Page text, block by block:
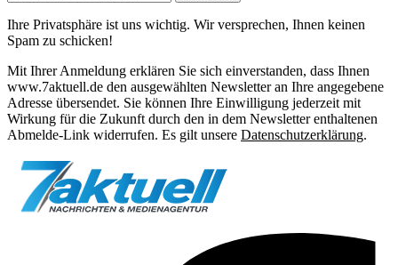
Ihre Privatsphäre ist uns wichtig. Wir versprechen, Ihnen keinen
Spam zu schicken!
Mit Ihrer Anmeldung erklären Sie sich einverstanden, dass Ihnen
www.7aktuell.de den ausgewählten Newsletter an Ihre angegebene
Adresse übersendet. Sie können Ihre Einwilligung jederzeit mit
Wirkung für die Zukunft durch den in dem Newsletter enthaltenen
Abmelde-Link widerrufen. Es gilt unsere Datenschutzerklärung.